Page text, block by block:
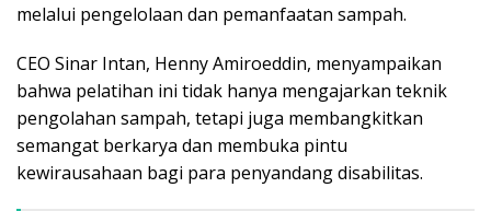
melalui pengelolaan dan pemanfaatan sampah.
CEO Sinar Intan, Henny Amiroeddin, menyampaikan
bahwa pelatihan ini tidak hanya mengajarkan teknik
pengolahan sampah, tetapi juga membangkitkan
semangat berkarya dan membuka pintu
kewirausahaan bagi para penyandang disabilitas.